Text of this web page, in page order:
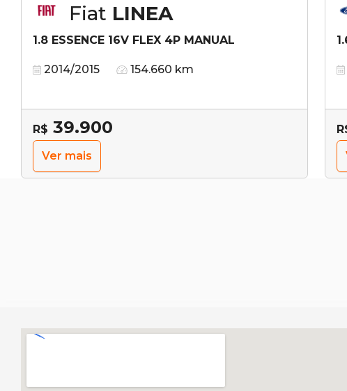
Fiat LINEA
1.8 ESSENCE 16V FLEX 4P MANUAL
2014/2015 154.660 km
R$ 39.900
Ver mais